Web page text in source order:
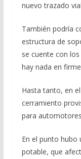
nuevo trazado
También podría
estructura de
se cuente con
hay nada en
Hasta tanto, en
cerramiento
para
En el punto hubo
potable, que